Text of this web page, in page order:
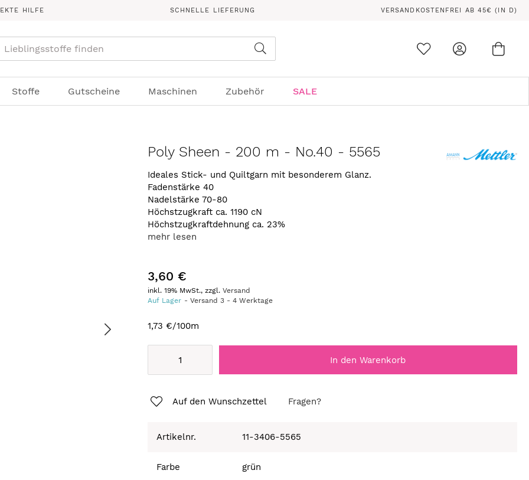
HILFE SCHNELLE LIEFERUNG VERSANDKOSTENFREI AB 45€ (IN D)
Stoffe Gutscheine Maschinen Zubehör SALE
Poly Sheen - 200 m - No.40 - 5565
Ideales Stick- und Quiltgarn mit besonderem Glanz.
Fadenstärke 40
Nadelstärke 70-80
Höchstzugkraft ca. 1190 cN
Höchstzugkraftdehnung ca. 23%
mehr lesen
3,60 €
inkl. 19% MwSt., zzgl.Versand
Auf Lager
Versand3 -4 Werktage
1,73 €/100m
In den Warenkorb
Auf den Wunschzettel Fragen?
Artikelnr. 11-3406-5565
Farbe grün